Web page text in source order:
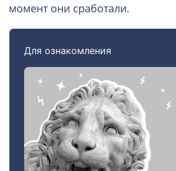
момент они сработали.